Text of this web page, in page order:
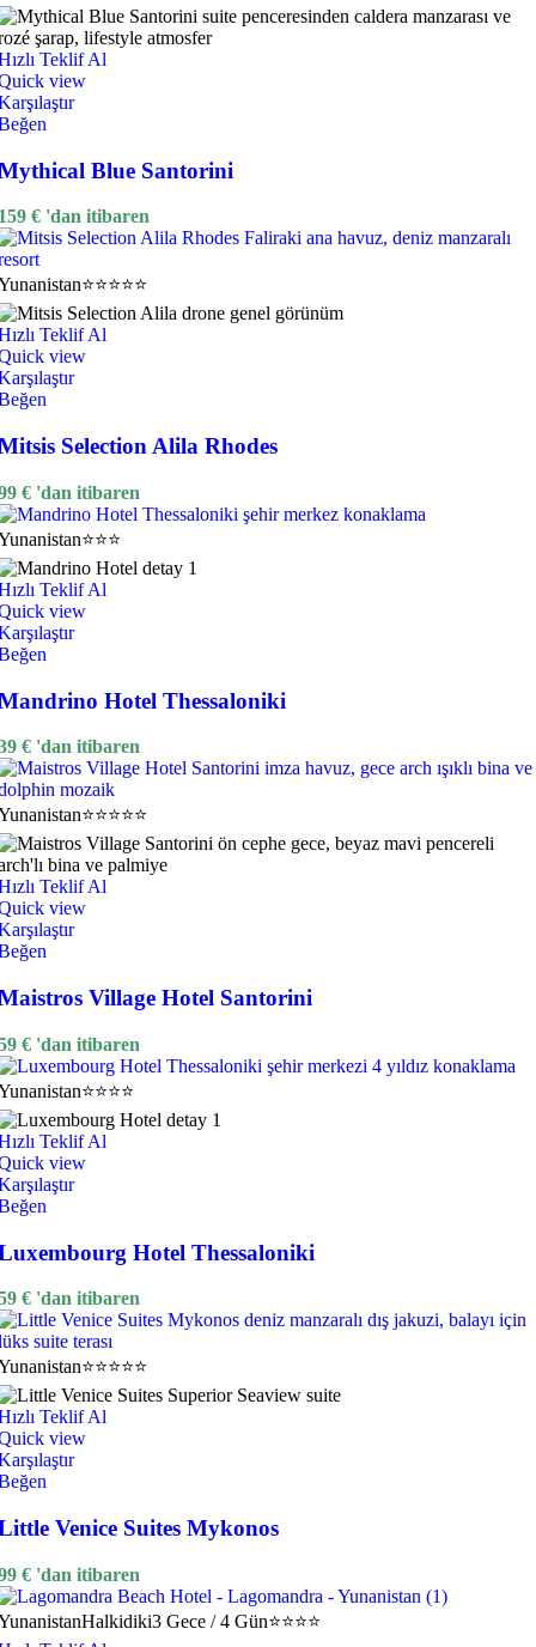
Teklif Al
view
Blue Santorini
€ 'dan itibaren
⭐⭐⭐⭐⭐
Teklif Al
view
Selection Alila Rhodes
€ 'dan itibaren
⭐⭐⭐
Teklif Al
view
Hotel Thessaloniki
€ 'dan itibaren
⭐⭐⭐⭐⭐
Teklif Al
view
Village Hotel Santorini
€ 'dan itibaren
⭐⭐⭐⭐
Teklif Al
view
Hotel Thessaloniki
€ 'dan itibaren
⭐⭐⭐⭐⭐
Teklif Al
view
Venice Suites Mykonos
€ 'dan itibaren
Halkidiki3 Gece / 4 Gün⭐⭐⭐⭐